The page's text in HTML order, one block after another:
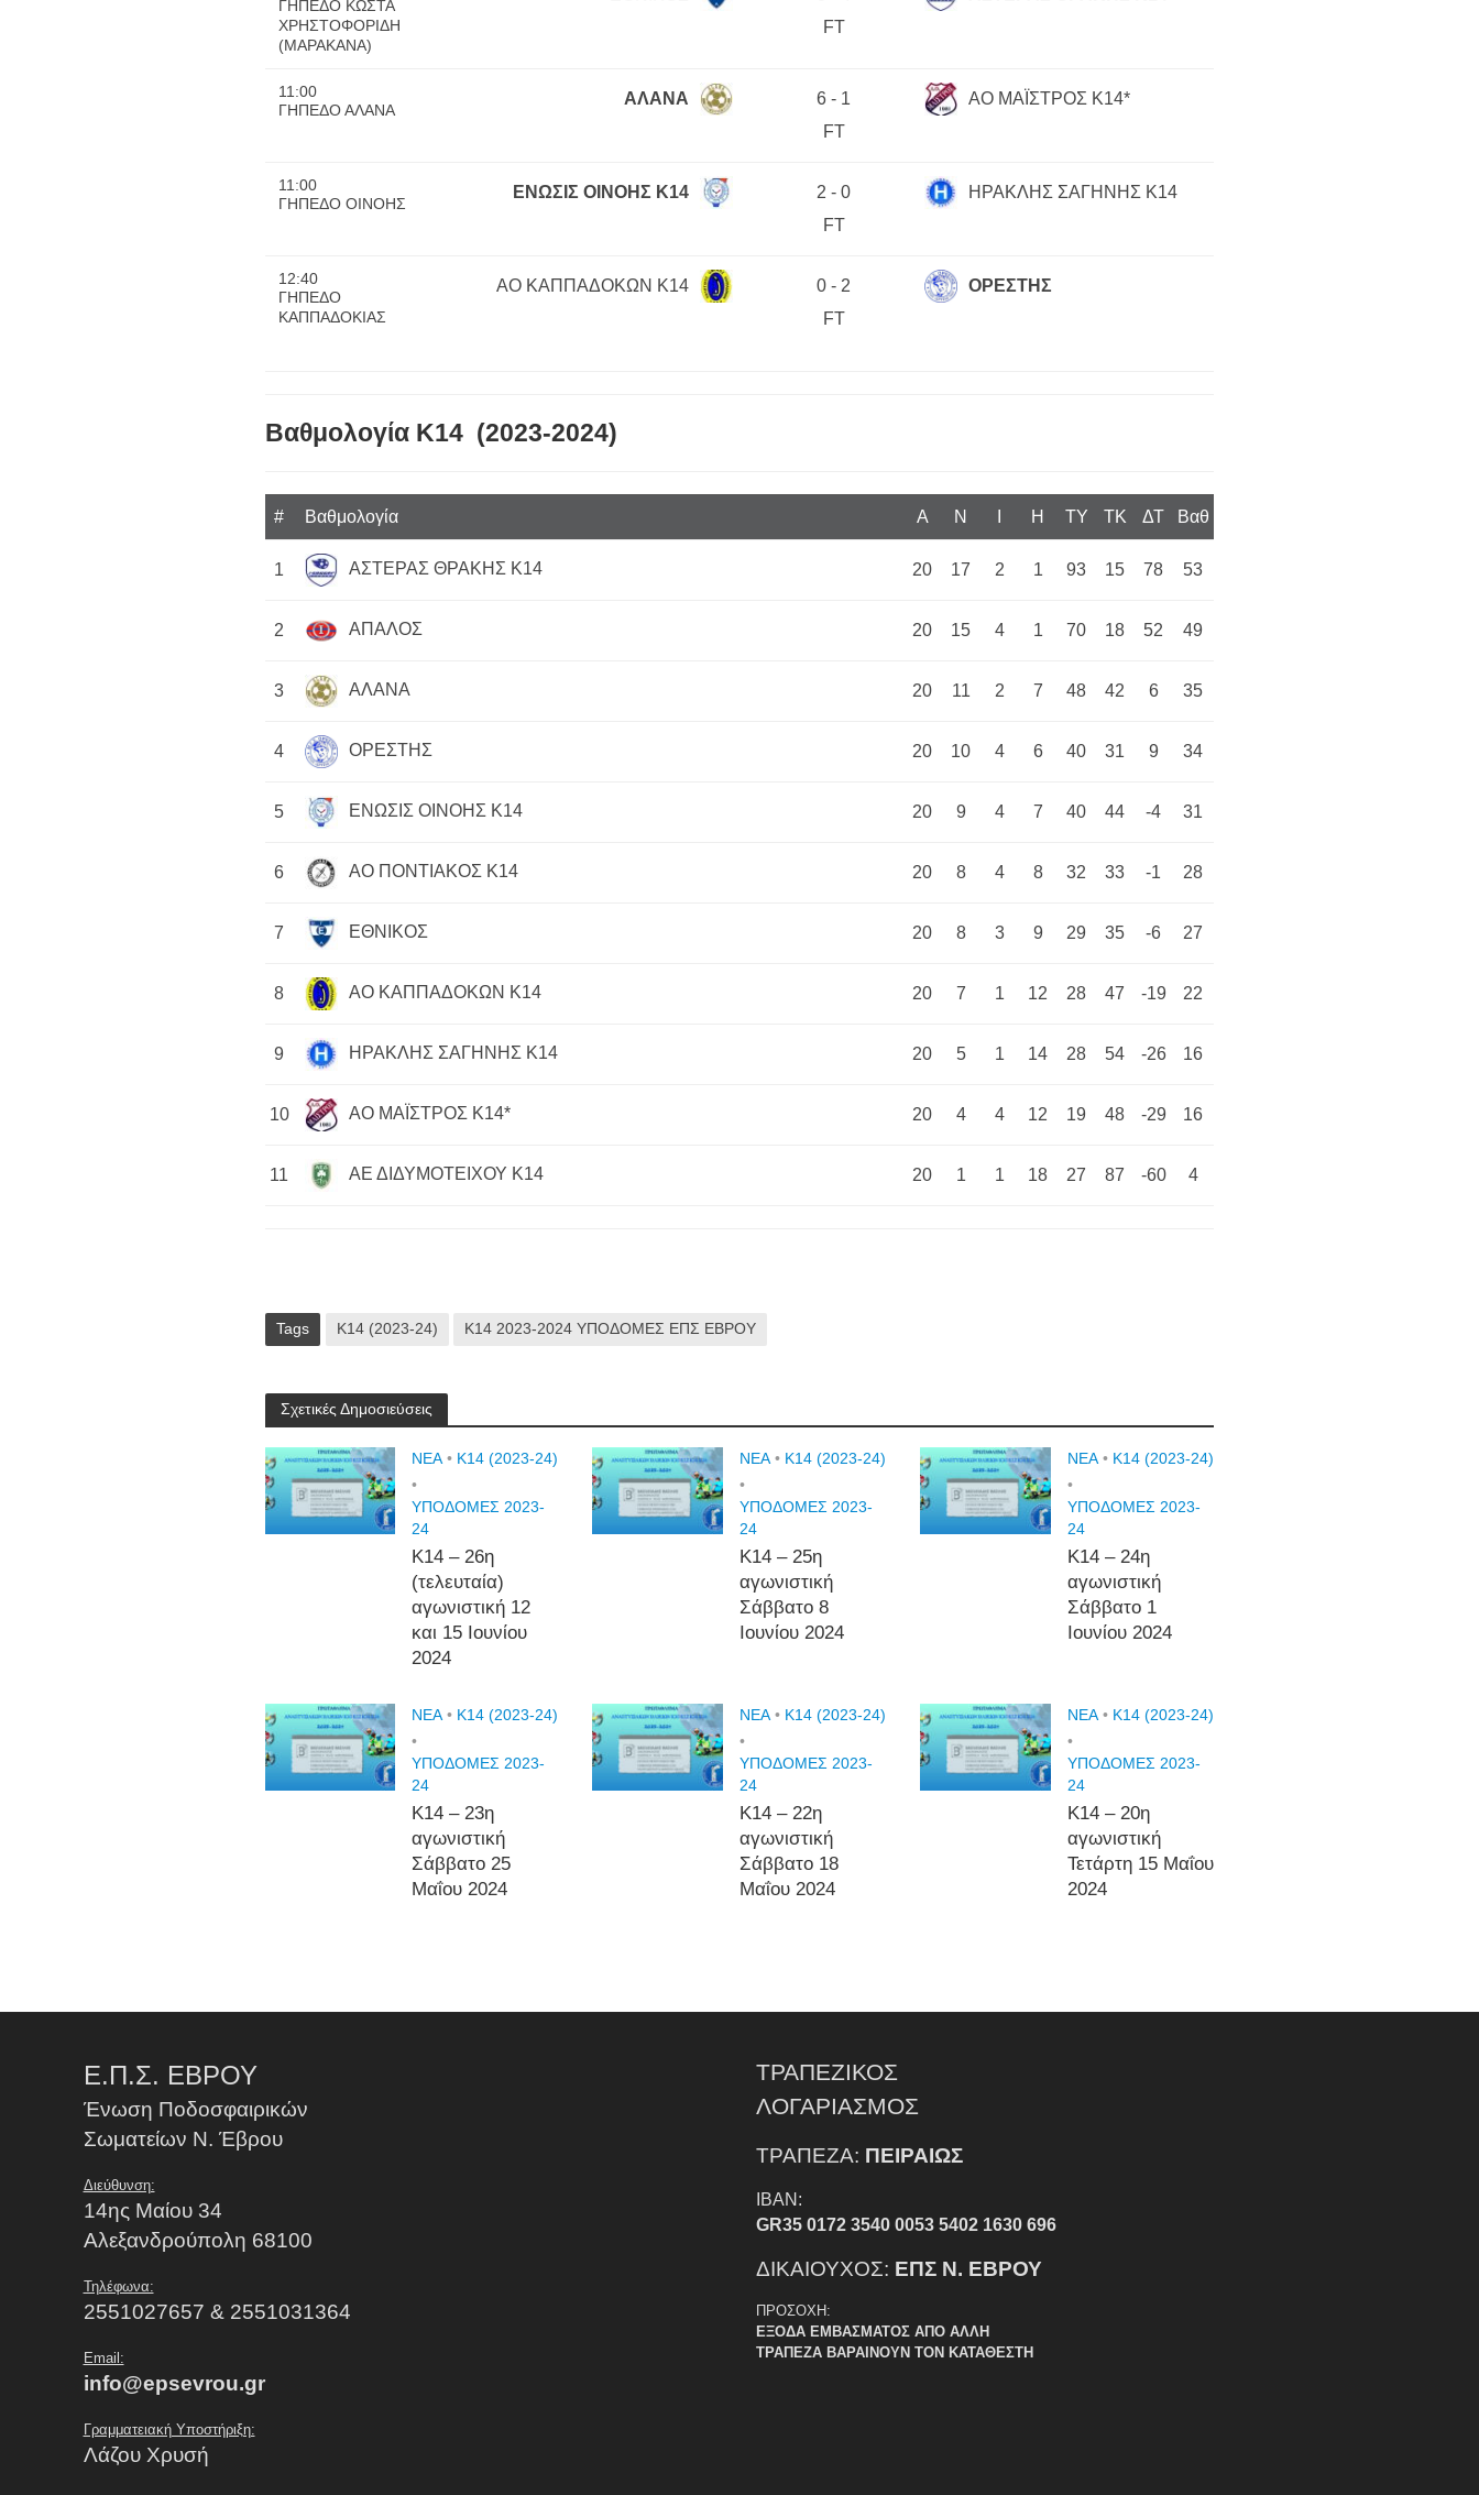
ΓΗΠΕΔΟ ΚΩΣΤΑ
ΧΡΗΣΤΟΦΟΡΙΔΗ
(ΜΑΡΑΚΑΝΑ)
FT
11:00
ΓΗΠΕΔΟ ΑΛΑΝΑ
ΑΛΑΝΑ 6 - 1
FT
ΑΟ ΜΑΪΣΤΡΟΣ Κ14*
11:00
ΓΗΠΕΔΟ ΟΙΝΟΗΣ
ΕΝΩΣΙΣ ΟΙΝΟΗΣ Κ14 2 -0
FT
ΗΡΑΚΛΗΣ ΣΑΓΗΝΗΣ Κ14
12:40
ΓΗΠΕΔΟ
ΚΑΠΠΑΔΟΚΙΑΣ
ΑΟ ΚΑΠΠΑΔΟΚΩΝ Κ14 0 -2
FT
ΟΡΕΣΤΗΣ
Βαθμολογία Κ14 (2023-2024)
# Βαθμολογία Α N H TY TK ΔΤ Βαθ
1 ΑΣΤΕΡΑΣ ΘΡΑΚΗΣ Κ14 20 17 2 1 93 15 78 53
2 ΑΠΑΛΟΣ 20 15 4 1 70 18 52 49
3 ΑΛΑΝΑ 20 11 2 7 48 42 6 35
4 ΟΡΕΣΤΗΣ 20 10 4 6 40 31 9 34
5 ΕΝΩΣΙΣ ΟΙΝΟΗΣ Κ14 20 9 4 7 40 44 -4 31
6 ΑΟ ΠΟΝΤΙΑΚΟΣ Κ14 20 8 4 8 32 33 -1 28
7 ΕΘΝΙΚΟΣ 20 8 3 9 29 35 -6 27
8 ΑΟ ΚΑΠΠΑΔΟΚΩΝ Κ14 20 7 1 12 28 47 -19 22
9 ΗΡΑΚΛΗΣ ΣΑΓΗΝΗΣ Κ14 20 5 1 14 28 54 -26 16
10 ΑΟ ΜΑΪΣΤΡΟΣ Κ14* 20 4 4 12 19 48 -29 16
11 ΑΕ ΔΙΔΥΜΟΤΕΙΧΟΥ Κ14 20 1 1 18 27 87 -60 4
Tags Κ14 (2023-24) Κ14 2023-2024 ΥΠΟΔΟΜΕΣ ΕΠΣ ΕΒΡΟΥ
Σχετικές Δημοσιεύσεις
NEA • Κ14 (2023-24)
•
ΥΠΟΔΟΜΕΣ 2023-
24
Κ14 – 26η
(τελευταία)
αγωνιστική 12
και 15 Ιουνίου
2024
NEA • Κ14 (2023-24)
•
ΥΠΟΔΟΜΕΣ 2023-
24
Κ14 – 25η
αγωνιστική
Σάββατο 8
Ιουνίου 2024
NEA • Κ14 (2023-24)
•
ΥΠΟΔΟΜΕΣ 2023-
24
Κ14 – 24η
αγωνιστική
Σάββατο 1
Ιουνίου 2024
NEA • Κ14 (2023-24)
•
ΥΠΟΔΟΜΕΣ 2023-
24
Κ14 – 23η
αγωνιστική
Σάββατο 25
Μαΐου 2024
NEA • Κ14 (2023-24)
•
ΥΠΟΔΟΜΕΣ 2023-
24
Κ14 – 22η
αγωνιστική
Σάββατο 18
Μαΐου 2024
NEA • Κ14 (2023-24)
•
ΥΠΟΔΟΜΕΣ 2023-
24
Κ14 – 20η
αγωνιστική
Τετάρτη 15 Μαΐου
2024
Ε.Π.Σ. ΕΒΡΟΥ
Ένωση Ποδοσφαιρικών
Σωματείων Ν. Έβρου
Διεύθυνση:
14ης Μαίου 34
Αλεξανδρούπολη 68100
Τηλέφωνα:
2551027657 & 2551031364
Email:
info@epsevrou.gr
Γραμματειακή Υποστήριξη:
Λάζου Χρυσή
ΤΡΑΠΕΖΙΚΟΣ
ΛΟΓΑΡΙΑΣΜΟΣ
ΤΡΑΠΕΖΑ: ΠΕΙΡΑΙΩΣ
IBAN:
GR35 0172 3540 0053 5402 1630 696
ΔΙΚΑΙΟΥΧΟΣ: ΕΠΣ Ν. ΕΒΡΟΥ
ΠΡΟΣΟΧΗ:
ΕΞΟΔΑ ΕΜΒΑΣΜΑΤΟΣ ΑΠΟ ΑΛΛΗ
ΤΡΑΠΕΖΑ ΒΑΡΑΙΝΟΥΝ ΤΟΝ ΚΑΤΑΘΕΣΤΗ